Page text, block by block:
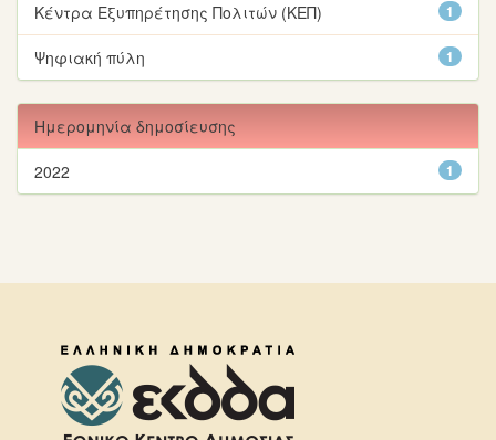
1
Κέντρα Εξυπηρέτησης Πολιτών (ΚΕΠ)
1
Ψηφιακή πύλη
Ημερομηνία δημοσίευσης
1
2022